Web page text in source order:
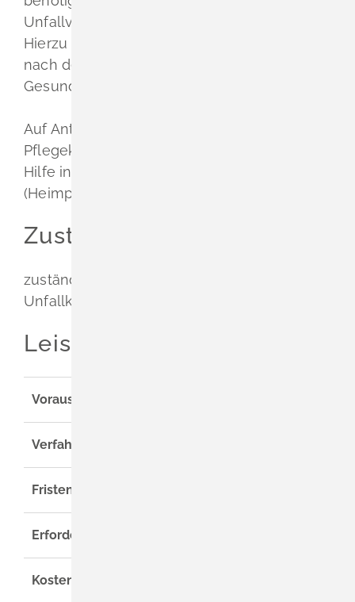
Unfallversicherung
Hierzu gehört u.a. auch das Pflegegeld, dass
nach der Art und Schwere des
Gesundheitsschadens festgesetzt wird.
Auf Antrag kann statt des Pflegegeldes eine
Pflegekraft gestellt oder die erforderliche
Hilfe in einer geeigneten Einrichtung
(Heimpflege) gewährt werden.
Zuständige Stelle
zuständige Berufsgenossenschaft oder
Unfallkasse
Leistungsdetails
Voraussetzungen
Verfahrensablauf
Fristen
Erforderliche Unterlagen
Kosten